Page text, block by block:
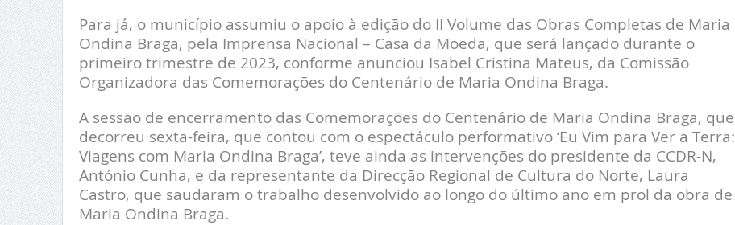
Para já, o município assumiu o apoio à edição do II Volume das Obras Completas de Maria
Ondina Braga, pela Imprensa Nacional – Casa da Moeda, que será lançado durante o
primeiro trimestre de 2023, conforme anunciou Isabel Cristina Mateus, da Comissão
Organizadora das Comemorações do Centenário de Maria Ondina Braga.
A sessão de encerramento das Comemorações do Centenário de Maria Ondina Braga, que
decorreu sexta-feira, que contou com o espectáculo performativo ‘Eu Vim para Ver a Terra:
Viagens com Maria Ondina Braga’, teve ainda as intervenções do presidente da CCDR-N,
António Cunha, e da representante da Direcção Regional de Cultura do Norte, Laura
Castro, que saudaram o trabalho desenvolvido ao longo do último ano em prol da obra de
Maria Ondina Braga.